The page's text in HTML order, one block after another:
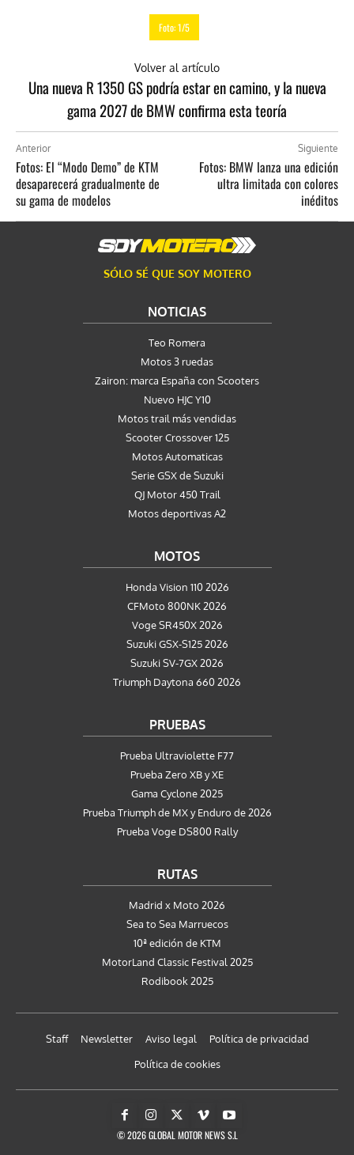
Foto: 1/5
Volver al artículo
Una nueva R 1350 GS podría estar en camino, y la nueva
gama 2027 de BMW confirma esta teoría
Anterior
Fotos: El “Modo Demo” de KTM
desaparecerá gradualmente de
su gama de modelos
Siguiente
Fotos: BMW lanza una edición
ultra limitada con colores
inéditos
SÓLO SÉ QUE SOY MOTERO
NOTICIAS
Teo Romera
Motos 3 ruedas
Zairon: marca España con Scooters
Nuevo HJC Y10
Motos trail más vendidas
Scooter Crossover 125
Motos Automaticas
Serie GSX de Suzuki
QJ Motor 450 Trail
Motos deportivas A2
MOTOS
Honda Vision 110 2026
CFMoto 800NK 2026
Voge SR450X 2026
Suzuki GSX-S125 2026
Suzuki SV-7GX 2026
Triumph Daytona 660 2026
PRUEBAS
Prueba Ultraviolette F77
Prueba Zero XB y XE
Gama Cyclone 2025
Prueba Triumph de MX y Enduro de 2026
Prueba Voge DS800 Rally
RUTAS
Madrid x Moto 2026
Sea to Sea Marruecos
10ª edición de KTM
MotorLand Classic Festival 2025
Rodibook 2025
Staff Newsletter Aviso legal
Política de privacidad
Política de cookies
© 2026 GLOBAL MOTOR NEWS S.L